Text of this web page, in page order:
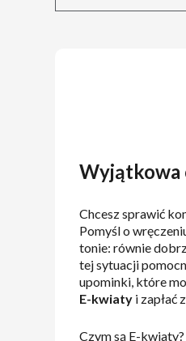
Wyjątkowa
Chcesz sprawić
Pomyśl o
tonie: równie
tej sytuacji
upominki, które
E-kwiaty i zapłać
Czym są E-